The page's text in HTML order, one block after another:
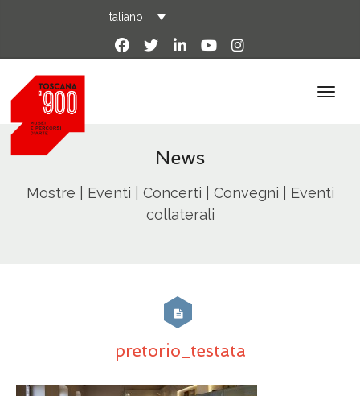
Italiano
News
Mostre | Eventi | Concerti | Convegni | Eventi
collaterali
pretorio_testata